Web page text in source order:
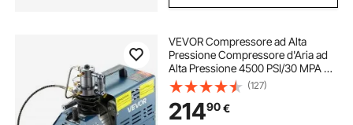
VEVOR Compressore ad Alta
Pressione Compressore d'Aria ad
Alta Pressione 4500 PSI/30 MPA da
1800 W 220 V per Carabina da
Paintball, PCP, Bombola da
Immersione con Scarico
Automatico
(127)
21490€